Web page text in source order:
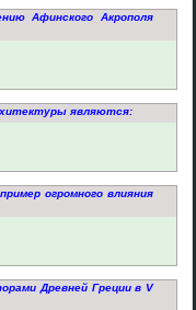
Афинского Акрополя
являются:
огромного влияния
Древней Греции в V